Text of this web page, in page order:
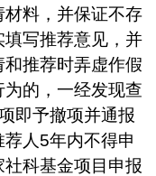
料，并保证不存
写推荐意见，并
推荐时弄虚作假
的，一经发现查
即予撤项并通报
人 5年内不得申
科基金项目申报